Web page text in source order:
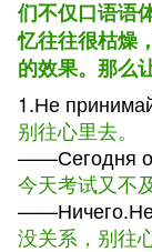
们不仅口语语
忆往往很枯燥
的效果。那么
1.Не
别往心里去。
——Сегодня
今天考试又不
——Ничего.Не
没关系，别往